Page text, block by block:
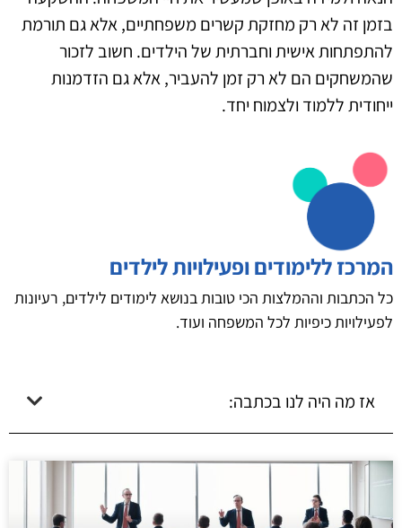
בזמן זה לא רק מחזקת קשרים משפחתיים, אלא גם תורמת
להתפתחות אישית וחברתית של הילדים. חשוב לזכור
שהמשחקים הם לא רק זמן להעביר, אלא גם הזדמנות
ייחודית ללמוד ולצמוח יחד.
המרכז ללימודים ופעילויות לילדים
כל הכתבות וההמלצות הכי טובות בנושא לימודים לילדים, רעיונות
לפעילויות כיפיות לכל המשפחה ועוד.
אז מה היה לנו בכתבה: